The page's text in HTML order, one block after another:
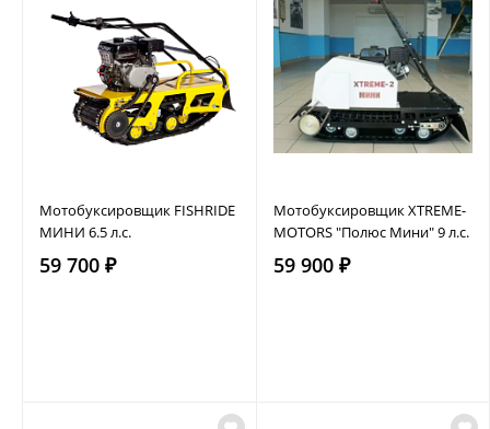
Мотобуксировщик FISHRIDE
МИНИ 6.5 л.с.
59 700 ₽
Мотобуксировщик XTREME-
MOTORS "Полюс Мини" 9 л.с.
59 900 ₽